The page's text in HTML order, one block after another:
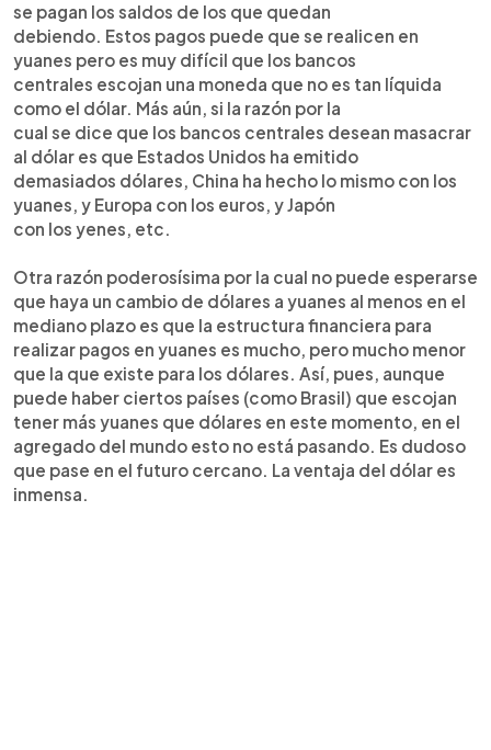
se pagan los saldos de los que quedan
debiendo. Estos pagos puede que se realicen en
yuanes pero es muy difícil que los bancos
centrales escojan una moneda que no es tan líquida
como el dólar. Más aún, si la razón por la
cual se dice que los bancos centrales desean masacrar
al dólar es que Estados Unidos ha emitido
demasiados dólares, China ha hecho lo mismo con los
yuanes, y Europa con los euros, y Japón
con los yenes, etc.
Otra razón poderosísima por la cual no puede esperarse
que haya un cambio de dólares a yuanes al menos en el
mediano plazo es que la estructura financiera para
realizar pagos en yuanes es mucho, pero mucho menor
que la que existe para los dólares. Así, pues, aunque
puede haber ciertos países (como Brasil) que escojan
tener más yuanes que dólares en este momento, en el
agregado del mundo esto no está pasando. Es dudoso
que pase en el futuro cercano. La ventaja del dólar es
inmensa.